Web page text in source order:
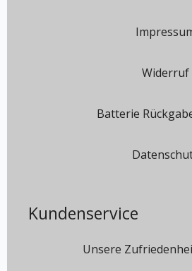
Widerruf
Batterie
Kundenservice
Unsere